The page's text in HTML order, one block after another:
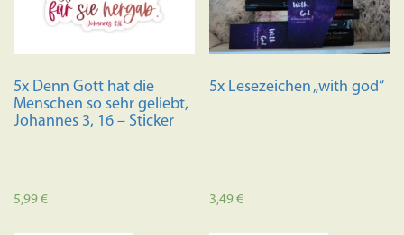
5x Denn Gott hat die
Menschen so sehr geliebt,
Johannes 3, 16 – Sticker
5,99€
5x Lesezeichen „with god“
3,49€